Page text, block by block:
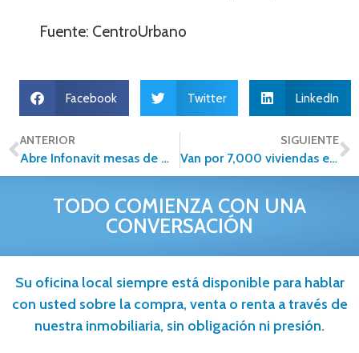
Fuente: CentroUrbano
Facebook Twitter LinkedIn
ANTERIOR
Abre Infonavit mesas de mediación para derechohabientes
SIGUIENTE
Van por 7,000 viviendas en SLP
TODO COMIENZA CON UNA
CONVERSACIÓN
Su oficina local siempre está disponible para hablar
con usted sobre la compra, venta o renta a través de
nuestra inmobiliaria, sin obligación ni presión.